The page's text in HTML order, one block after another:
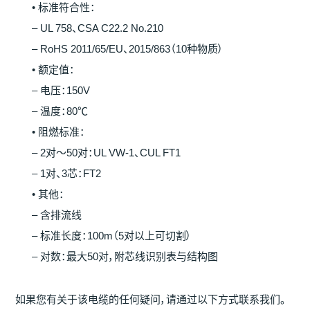
• 标准符合性：
– UL 758、CSA C22.2 No.210
– RoHS 2011/65/EU、2015/863（10种物质）
• 额定值：
– 电压：150V
– 温度：80℃
• 阻燃标准：
– 2对～50对：UL VW-1、CUL FT1
– 1对、3芯：FT2
• 其他：
– 含排流线
– 标准长度：100m（5对以上可切割）
– 对数：最大50对，附芯线识别表与结构图
如果您有关于该电缆的任何疑问，请通过以下方式联系我们。